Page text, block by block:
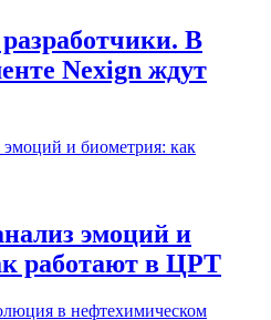
В
Nexign ждут
эмоций и
работают в ЦРТ